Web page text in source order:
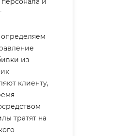
из
клиенту,
тратят на